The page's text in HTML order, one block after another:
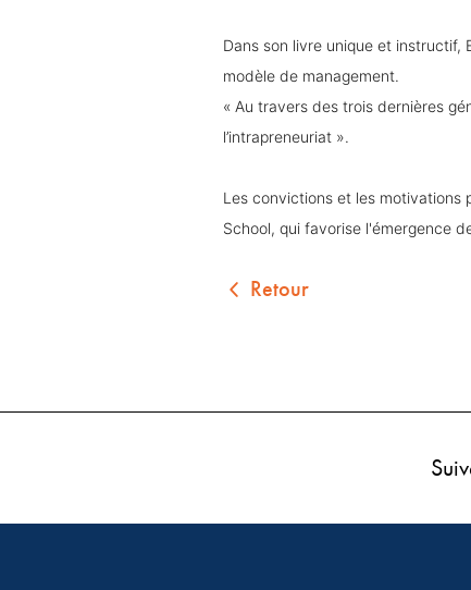
Dans son livre unique et instructif,
modèle de management.
« Au travers des trois dernières
l’intrapreneuriat ».
Les convictions et les motivations
School, qui favorise l'émergence
Retour